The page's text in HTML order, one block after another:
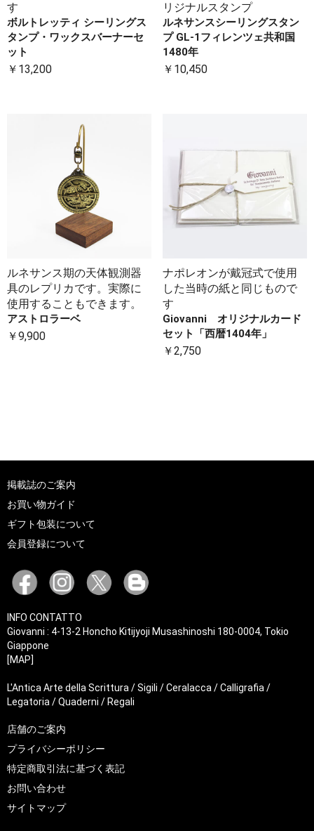
す
ボルトレッティ シーリングス
タンプ・ワックスバーナーセ
ット
￥13,200
リジナルスタンプ
ルネサンスシーリングスタン
プ GL-1フィレンツェ共和国
1480年
￥10,450
ルネサンス期の天体観測器
具のレプリカです。実際に
使用することもできます。
アストロラーベ
￥9,900
ナポレオンが戴冠式で使用
した当時の紙と同じもので
す
Giovanni オリジナルカード
セット「西暦1404年」
￥2,750
掲載誌のご案内
お買い物ガイド
ギフト包装について
会員登録について
INFO CONTATTO
Giovanni : 4-13-2 Honcho Kitijyoji Musashinoshi 180-0004, Tokio
Giappone
[MAP]
L'Antica Arte della Scrittura / Sigili / Ceralacca / Calligrafia /
Legatoria / Quaderni / Regali
店舗のご案内
プライバシーポリシー
特定商取引法に基づく表記
お問い合わせ
サイトマップ